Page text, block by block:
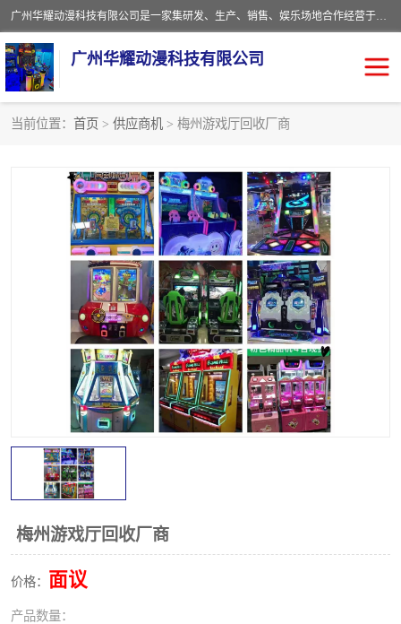
广州华耀动漫科技有限公司是一家集研发、生产、销售、娱乐场地合作经营于一体的动漫游戏公司。本公司拥有一支年轻化集研发生产到售后服务的队伍，及时地为客户提供、赚钱的产品。本公司以雄厚的实力、合理的价格、优良的服务与多家企业建立了长期的合作关系。热诚欢迎各界前来参观、考察、洽谈业务。目前公司经营的产品有：各种捕渔游戏机系列，大型模拟机系列、轮盘机系列、连线机系列、框体机系列、玛莉机系列等。
广州华耀动漫科技有限公司
当前位置： 首页 > 供应商机 > 梅州游戏厅回收厂商
梅州游戏厅回收厂商
价格： 面议
产品数量：
赛车回收 电玩城回收
模拟机回收 儿童机回收
游戏厅回收 *机回收